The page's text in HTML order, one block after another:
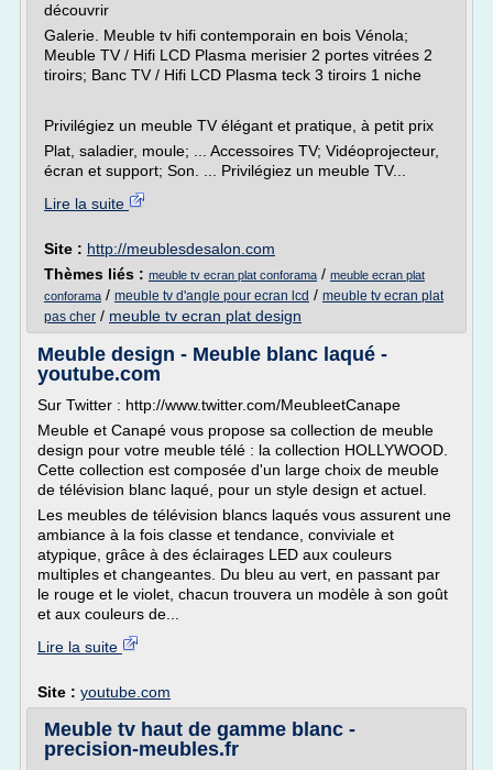
découvrir
Galerie. Meuble tv hifi contemporain en bois Vénola;
Meuble TV / Hifi LCD Plasma merisier 2 portes vitrées 2
tiroirs; Banc TV / Hifi LCD Plasma teck 3 tiroirs 1 niche
Privilégiez un meuble TV élégant et pratique, à petit prix
Plat, saladier, moule; ... Accessoires TV; Vidéoprojecteur,
écran et support; Son. ... Privilégiez un meuble TV...
Lire la suite
Site : http://meublesdesalon.com
Thèmes liés : meuble tv ecran plat conforama / meuble ecran plat
conforama / meuble tv d'angle pour ecran lcd / meuble tv ecran plat
pas cher / meuble tv ecran plat design
Meuble design - Meuble blanc laqué -
youtube.com
Sur Twitter : http://www.twitter.com/MeubleetCanape
Meuble et Canapé vous propose sa collection de meuble
design pour votre meuble télé : la collection HOLLYWOOD.
Cette collection est composée d'un large choix de meuble
de télévision blanc laqué, pour un style design et actuel.
Les meubles de télévision blancs laqués vous assurent une
ambiance à la fois classe et tendance, conviviale et
atypique, grâce à des éclairages LED aux couleurs
multiples et changeantes. Du bleu au vert, en passant par
le rouge et le violet, chacun trouvera un modèle à son goût
et aux couleurs de...
Lire la suite
Site : youtube.com
Meuble tv haut de gamme blanc -
precision-meubles.fr